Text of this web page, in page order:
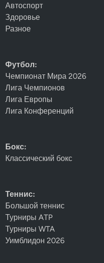
Автоспорт
Здоровье
Разное
Футбол:
Чемпионат Мира 2026
Лига Чемпионов
Лига Европы
Лига Конференций
Бокс:
Классический бокс
Теннис:
Большой теннис
Турниры ATP
Турниры WTA
Уимблидон 2026